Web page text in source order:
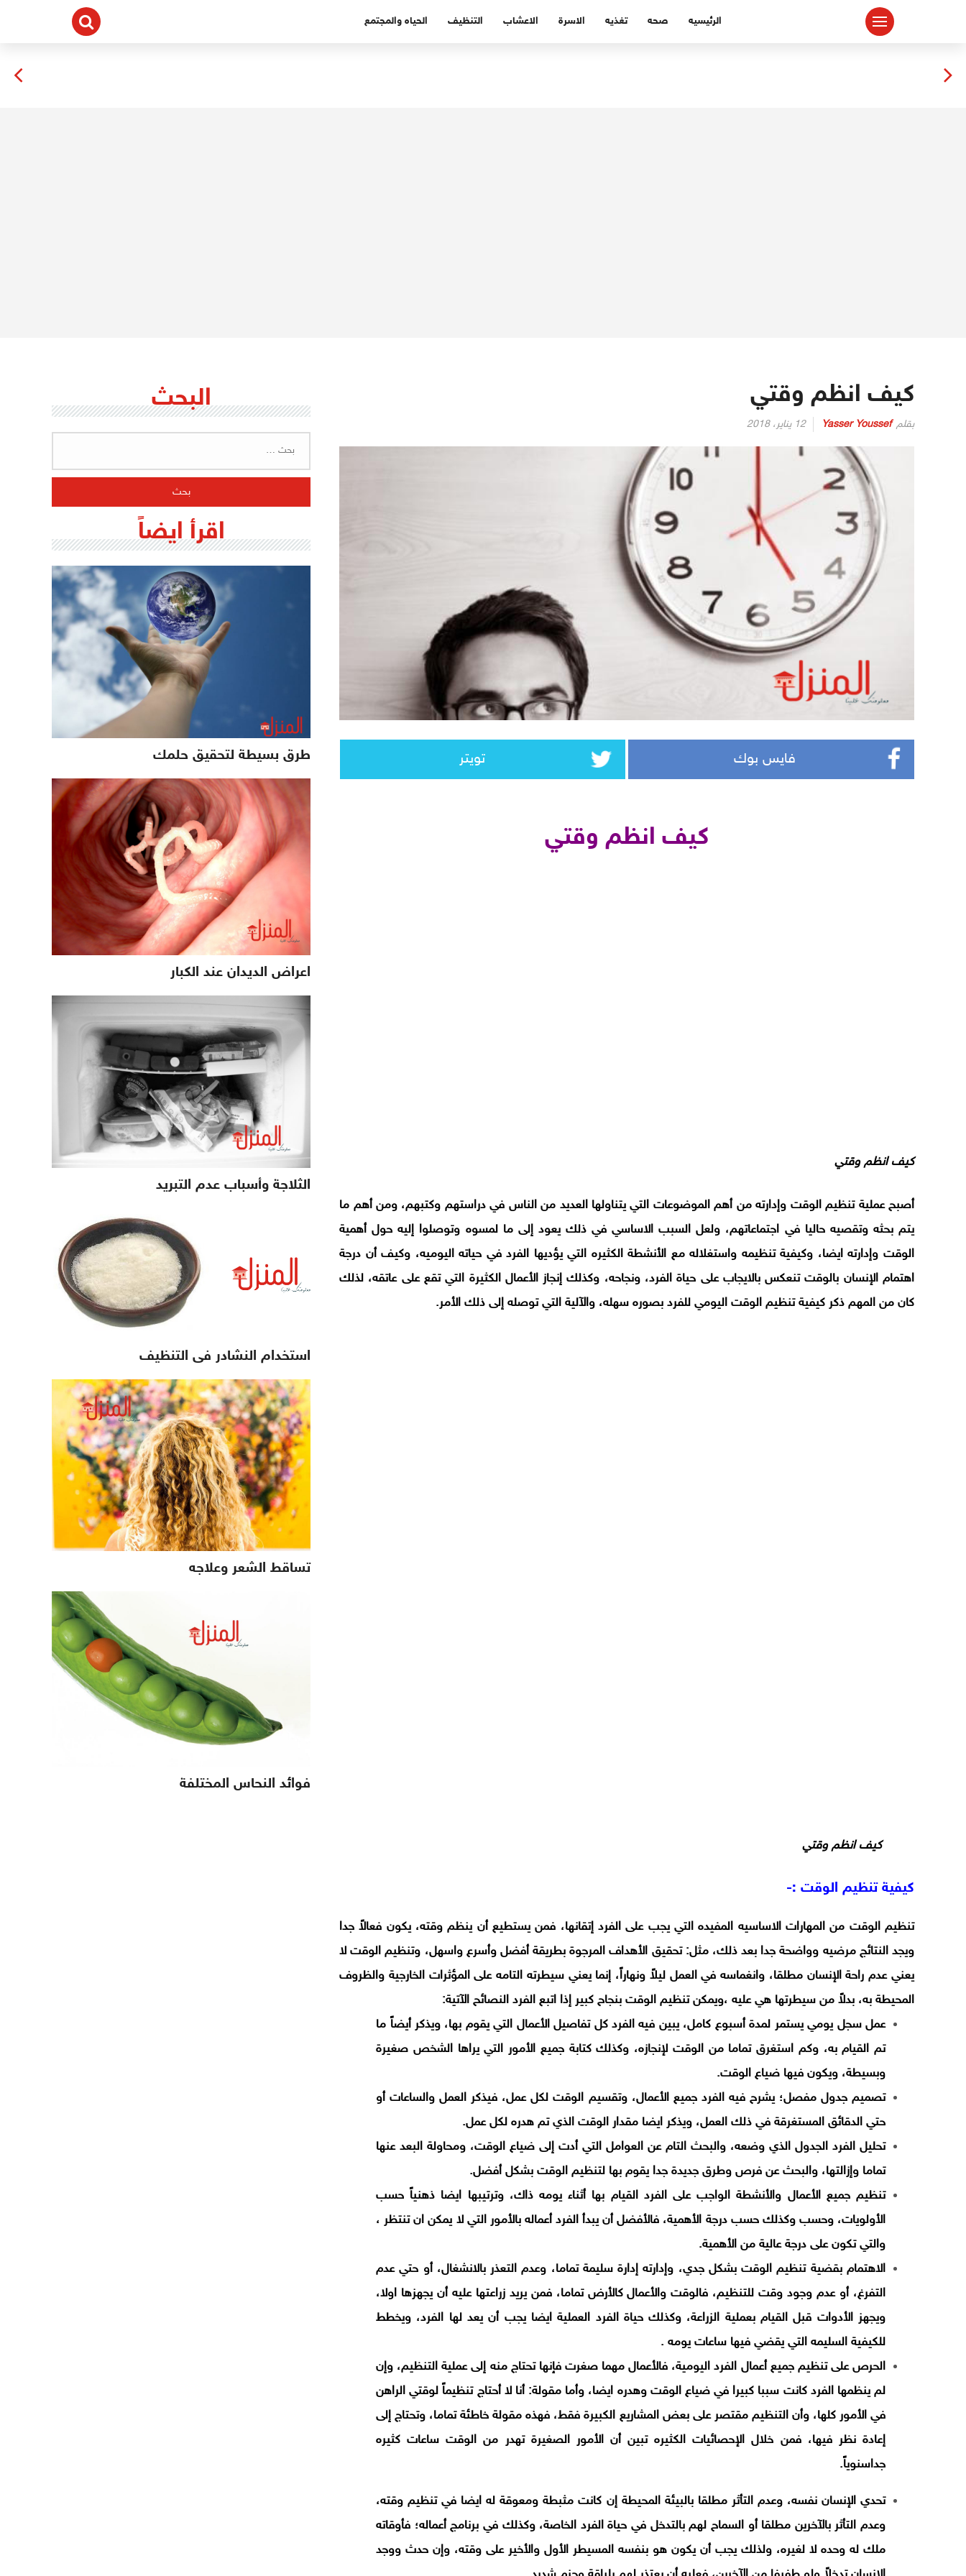
الرئيسيه صحه تغذيه الاسرة الاعشاب التنظيف الحياه والمجتمع
كيف انظم وقتي
بقلم Yasser Youssef 12 يناير، 2018
فايس بوك تويتر
كيف انظم وقتي
كيف انظم وقتي
أصبح عملية تنظيم الوقت وإدارته من أهم الموضوعات التي يتناولها العديد من الناس في دراستهم وكتبهم، ومن أهم ما
يتم بحثه وتقصيه حاليا في اجتماعاتهم، ولعل السبب الاساسي في ذلك يعود إلى ما لمسوه وتوصلوا إليه حول أهمية
الوقت وإدارته ايضا، وكيفية تنظيمه واستغلاله مع الأنشطة الكثيره التي يؤديها الفرد في حياته اليوميه، وكيف أن درجة
اهتمام الإنسان بالوقت تنعكس بالايجاب على حياة الفرد، ونجاحه، وكذلك إنجاز الأعمال الكثيرة التي تقع على عاتقه، لذلك
كان من المهم ذكر كيفية تنظيم الوقت اليومي للفرد بصوره سهله، والآلية التي توصله إلى ذلك الأمر.
كيف انظم وقتي
كيفية تنظيم الوقت :-
تنظيم الوقت من المهارات الاساسيه المفيده التي يجب على الفرد إتقانها، فمن يستطيع أن ينظم وقته، يكون فعالاً جدا
ويجد النتائج مرضيه وواضحة جدا بعد ذلك، مثل: تحقيق الأهداف المرجوة بطريقة أفضل وأسرع واسهل، وتنظيم الوقت لا
يعني عدم راحة الإنسان مطلقا، وانغماسه في العمل ليلاً ونهاراً، إنما يعني سيطرته التامه على المؤثرات الخارجية والظروف
المحيطة به، بدلاً من سيطرتها هي عليه ،ويمكن تنظيم الوقت بنجاح كبير إذا اتبع الفرد النصائح الآتية:
عمل سجل يومي يستمر لمدة أسبوع كامل، يبين فيه الفرد كل تفاصيل الأعمال التي يقوم بها، ويذكر أيضاً ما
تم القيام به، وكم استغرق تماما من الوقت لإنجازه، وكذلك كتابة جميع الأمور التي يراها الشخص صغيرة
وبسيطة، ويكون فيها ضياع الوقت.
تصميم جدول مفصل؛ يشرح فيه الفرد جميع الأعمال، وتقسيم الوقت لكل عمل، فيذكر العمل والساعات أو
حتي الدقائق المستغرقة في ذلك العمل، ويذكر ايضا مقدار الوقت الذي تم هدره لكل عمل.
تحليل الفرد الجدول الذي وضعه، والبحث التام عن العوامل التي أدت إلى ضياع الوقت، ومحاولة البعد عنها
تماما وإزالتها، والبحث عن فرص وطرق جديدة جدا يقوم بها لتنظيم الوقت بشكل أفضل.
تنظيم جميع الأعمال والأنشطة الواجب على الفرد القيام بها أثناء يومه ذاك، وترتيبها ايضا ذهنياً حسب
الأولويات، وحسب وكذلك حسب درجة الأهمية، فالأفضل أن يبدأ الفرد أعماله بالأمور التي لا يمكن ان تنتظر ،
والتي تكون على درجة عالية من الأهمية.
الاهتمام بقضية تنظيم الوقت بشكل جدي، وإدارته إدارة سليمة تماما، وعدم التعذر بالانشغال، أو حتي عدم
التفرغ، أو عدم وجود وقت للتنظيم، فالوقت والأعمال كالأرض تماما، فمن يريد زراعتها عليه أن يجهزها اولا،
ويجهز الأدوات قبل القيام بعملية الزراعة، وكذلك حياة الفرد العملية ايضا يجب أن يعد لها الفرد، ويخطط
للكيفية السليمه التي يقضي فيها ساعات يومه .
الحرص على تنظيم جميع أعمال الفرد اليومية، فالأعمال مهما صغرت فإنها تحتاج منه إلى عملية التنظيم، وإن
لم ينظمها الفرد كانت سببا كبيرا في ضياع الوقت وهدره ايضا، وأما مقولة: أنا لا أحتاج تنظيماً لوقتي الراهن
في الأمور كلها، وأن التنظيم مقتصر على بعض المشاريع الكبيرة فقط، فهذه مقولة خاطئة تماما، وتحتاج إلى
إعادة نظر فيها، فمن خلال الإحصائيات الكثيره تبين أن الأمور الصغيرة تهدر من الوقت ساعات كثيره
جداسنوياً.
تحدي الإنسان نفسه، وعدم التأثر مطلقا بالبيئة المحيطة إن كانت مثبطة ومعوقة له ايضا في تنظيم وقته،
وعدم التأثر بالآخرين مطلقا أو السماح لهم بالتدخل في حياة الفرد الخاصة، وكذلك في برنامج أعماله؛ فأوقاته
ملك له وحده لا لغيره، ولذلك يجب أن يكون هو بنفسه المسيطر الأول والأخير على وقته، وإن حدث ووجد
البحث
اقرأ ايضاً
طرق بسيطة لتحقيق حلمك
اعراض الديدان عند الكبار
الثلاجة وأسباب عدم التبريد
استخدام النشادر فى التنظيف
تساقط الشعر وعلاجه
فوائد النحاس المختلفة